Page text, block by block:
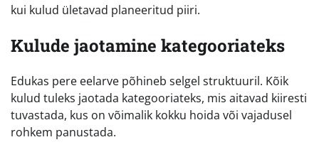
kui kulud ületavad planeeritud piiri.
Kulude jaotamine kategooriateks
Edukas pere eelarve põhineb selgel struktuuril. Kõik
kulud tuleks jaotada kategooriateks, mis aitavad kiiresti
tuvastada, kus on võimalik kokku hoida või vajadusel
rohkem panustada.